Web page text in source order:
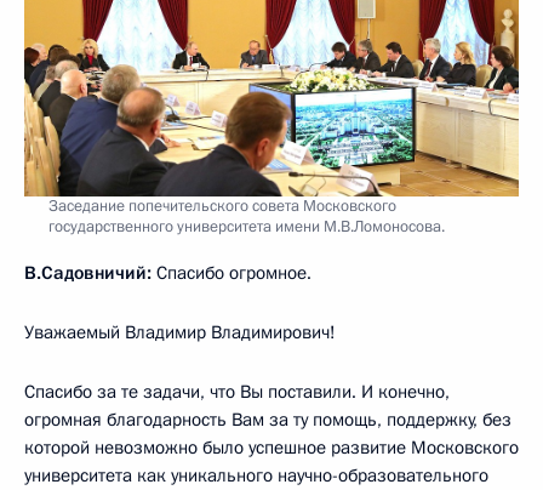
Заседание попечительского совета Московского
государственного университета имени М.В.Ломоносова.
В.Садовничий: Спасибо огромное.
Уважаемый Владимир Владимирович!
Спасибо за те задачи, что Вы поставили. И конечно,
огромная благодарность Вам за ту помощь, поддержку, без
которой невозможно было успешное развитие Московского
университета как уникального научно-образовательного